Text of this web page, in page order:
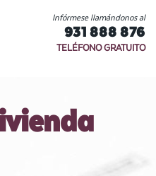
Infórmese llamándonos al
931 888 876
TELÉFONO GRATUITO